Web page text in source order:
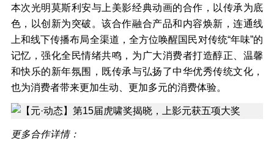
本次光明莫斯利安与上美影经典动画的合作，以传承为底
色，以创新为突破。该合作融合产品和内容焕新，连通线
上和线下传播布局全渠道，全方位唤醒国民对传统“年味”的
记忆，强化全民情绪共鸣，为广大消费者打造醇正、温馨
和快乐的新年氛围，既传承与弘扬了中华优秀传统文化，
也为消费者带来更加生动、更加多元的消费体验。
更多合作详情：